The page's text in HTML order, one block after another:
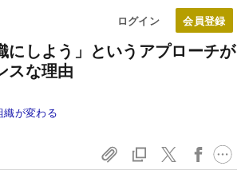
ログイン
にしよう」 というアプローチが
スな理由
織が変わる